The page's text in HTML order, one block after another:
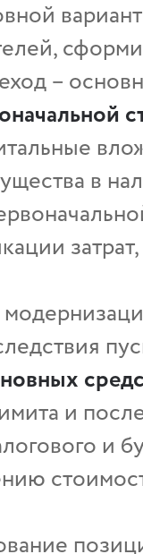
–
в
и
и